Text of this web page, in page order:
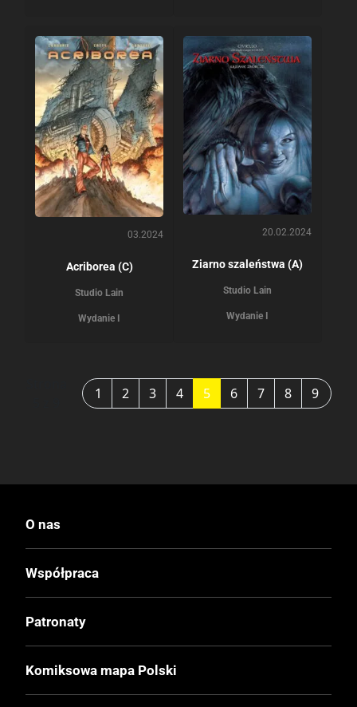
03.2024
Acriborea (C)
Studio Lain
Wydanie I
20.02.2024
Ziarno szaleństwa (A)
Studio Lain
Wydanie I
1 2 3 4 5 6 7 8 9
O nas
Współpraca
Patronaty
Komiksowa mapa Polski